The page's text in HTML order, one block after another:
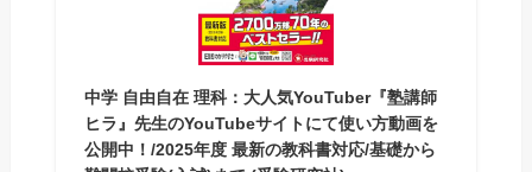
中学 自由自在 理科：大人気YouTuber『塾講師
ヒラ』先生のYouTubeサイトにて使い方動画を
公開中！/2025年度 最新の教科書対応/基礎から